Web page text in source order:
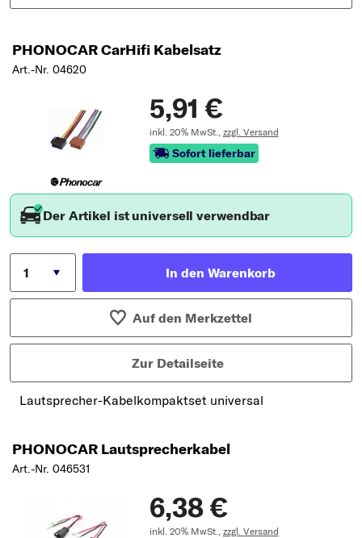
PHONOCAR CarHifi Kabelsatz
Art.-Nr. 04620
5,91 €
inkl. 20% MwSt., zzgl. Versand
Sofort lieferbar
Der Artikel ist universell verwendbar
In den Warenkorb
Auf den Merkzettel
Zur Detailseite
Lautsprecher-Kabelkompaktset universal
PHONOCAR Lautsprecherkabel
Art.-Nr. 046531
6,38 €
inkl. 20% MwSt., zzgl. Versand